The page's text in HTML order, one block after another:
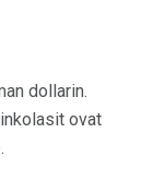
dollarin.
ovat